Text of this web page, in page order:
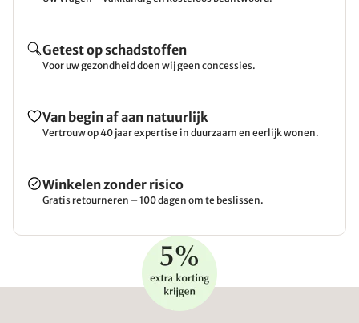
Getest op schadstoffen
Voor uw gezondheid doen wij geen concessies.
Van begin af aan natuurlijk
Vertrouw op 40 jaar expertise in duurzaam en eerlijk wonen.
Winkelen zonder risico
Gratis retourneren – 100 dagen om te beslissen.